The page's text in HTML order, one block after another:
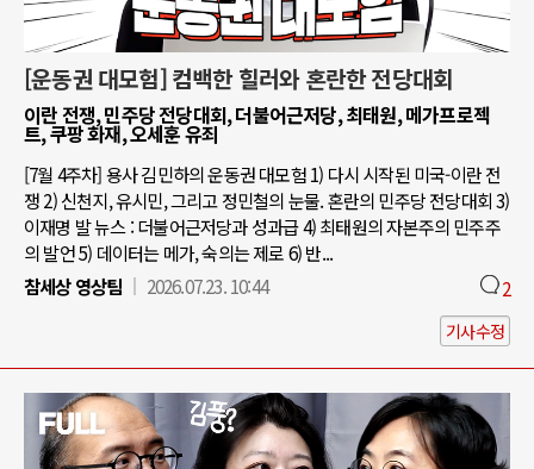
[운동권 대모험] 컴백한 힐러와 혼란한 전당대회
이란 전쟁, 민주당 전당대회, 더불어근저당, 최태원, 메가프로젝
트, 쿠팡 화재, 오세훈 유죄
[7월 4주차] 용사 김민하의 운동권 대모험 1) 다시 시작된 미국-이란 전
쟁 2) 신천지, 유시민, 그리고 정민철의 눈물. 혼란의 민주당 전당대회 3)
이재명 발 뉴스 : 더불어근저당과 성과급 4) 최태원의 자본주의 민주주
의 발언 5) 데이터는 메가, 숙의는 제로 6) 반...
참세상 영상팀
2026.07.23. 10:44 2
기사수정